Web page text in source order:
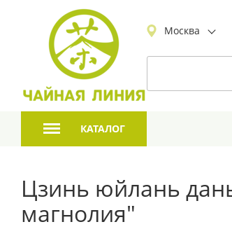
Москва
КАТАЛОГ
Цзинь юйлань
магнолия"